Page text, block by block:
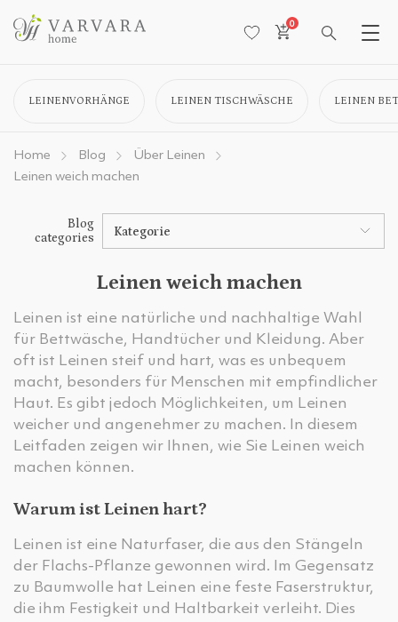
0
LEINENVORHÄNGE LEINEN TISCHWÄSCHE LEINEN
Home Blog
Über Leinen
Leinen weich machen
Blog
categories
Kategorie
Leinen weich machen
Leinen ist eine natürliche und nachhaltige Wahl
für Bettwäsche, Handtücher und Kleidung. Aber
oft ist Leinen steif und hart, was es unbequem
macht, besonders für Menschen mit empfindlicher
Haut. Es gibt jedoch Möglichkeiten, um Leinen
weicher und angenehmer zu machen. In diesem
Leitfaden zeigen wir Ihnen, wie Sie Leinen weich
machen können.
Warum ist Leinen hart?
Leinen ist eine Naturfaser, die aus den Stängeln
der Flachs-Pflanze gewonnen wird. Im Gegensatz
zu Baumwolle hat Leinen eine feste Faserstruktur,
die ihm Festigkeit und Haltbarkeit verleiht. Dies